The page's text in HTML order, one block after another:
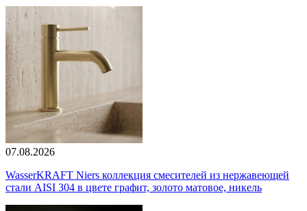
07.08.2026
WasserKRAFT Niers коллекция смесителей из нержавеющей
стали AISI 304 в цвете графит, золото матовое, никель